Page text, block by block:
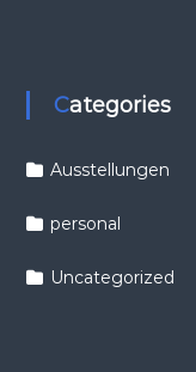
Categories
Ausstellungen
personal
Uncategorized